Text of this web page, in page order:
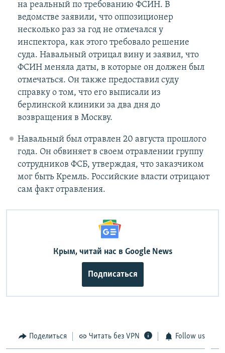
на реальный по требованию ФСИН. В
ведомстве заявили, что оппозиционер
несколько раз за год не отмечался у
инспектора, как этого требовало решение
суда. Навальный отрицал вину и заявил, что
ФСИН меняла даты, в которые он должен был
отмечаться. Он также предоставил суду
справку о том, что его выписали из
берлинской клиники за два дня до
возвращения в Москву.
Навальный был отравлен 20 августа прошлого
года. Он обвиняет в своем отравлении группу
сотрудников ФСБ, утверждая, что заказчиком
мог быть Кремль. Российские власти отрицают
сам факт отравления.
Крым, читай нас в Google News
Подписаться
Поделиться Читать без VPN Follow us